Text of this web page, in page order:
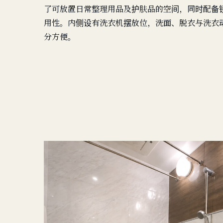
了可放置日常整理用品及护肤品的空间，同时配
用性。内侧设有洗衣机摆放位，洗面、脱衣与洗
分方便。